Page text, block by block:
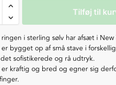
Tilføj til
ringen i sterling sølv har afsæt i New
er bygget op af små stave i
sofistikerede og rå udtryk.
er kraftig og bred og egner sig